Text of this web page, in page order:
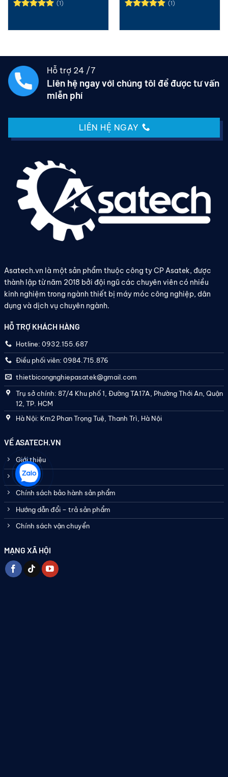
5 sao
(1)
5 sao
(1)
Hỗ trợ 24 /7
Liên hệ ngay với chúng tôi để được tư vấn
miễn phí
LIÊN HỆ NGAY
Asatech.vn là một sản phẩm thuộc công ty CP Asatek, được
thành lập từ năm 2018 bởi đội ngũ các chuyên viên có nhiều
kinh nghiệm trong ngành thiết bị máy móc công nghiệp, dân
dụng và dịch vụ chuyên ngành.
HỖ TRỢ KHÁCH HÀNG
Hotline: 0932.155.687
Điều phối viên: 0984.715.876
thietbicongnghiepasatek@gmail.com
Trụ sở chính: 87/4 Khu phố 1, Đường TA17A, Phường Thới An, Quận
12, TP. HCM
Hà Nội: Km2 Phan Trọng Tuệ, Thanh Trì, Hà Nội
VỀ ASATECH.VN
Giới thiệu
Liên hệ
Chính sách bảo hành sản phẩm
Hướng dẫn đổi – trả sản phẩm
Chính sách vận chuyển
MẠNG XÃ HỘI